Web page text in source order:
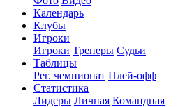
Календарь
Клубы
Игроки
Игроки Тренеры Судьи
Таблицы
Рег. чемпионат Плей-офф
Статистика
Лидеры Личная Командная